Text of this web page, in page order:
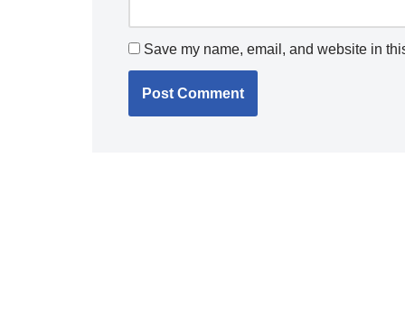
Save my name, email, and website in